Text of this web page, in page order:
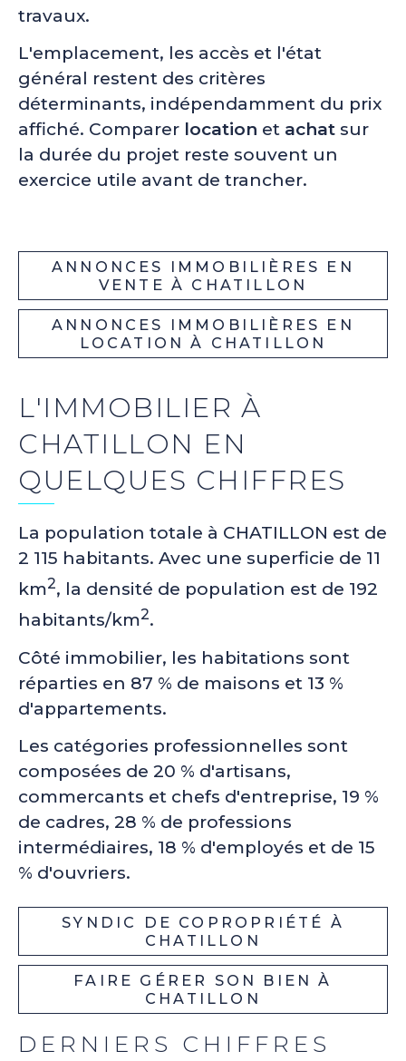
travaux.
L'emplacement, les accès et l'état
général restent des critères
déterminants, indépendamment du prix
affiché. Comparer location et achat sur
la durée du projet reste souvent un
exercice utile avant de trancher.
ANNONCES IMMOBILIÈRES EN
VENTE À CHATILLON
ANNONCES IMMOBILIÈRES EN
LOCATION À CHATILLON
L'IMMOBILIER À
CHATILLON EN
QUELQUES CHIFFRES
La population totale à CHATILLON est de
2 115 habitants. Avec une superficie de 11
km2, la densité de population est de 192
habitants/km2.
Côté immobilier, les habitations sont
réparties en 87 % de maisons et 13 %
d'appartements.
Les catégories professionnelles sont
composées de 20 % d'artisans,
commercants et chefs d'entreprise, 19 %
de cadres, 28 % de professions
intermédiaires, 18 % d'employés et de 15
% d'ouvriers.
SYNDIC DE COPROPRIÉTÉ À
CHATILLON
FAIRE GÉRER SON BIEN À
CHATILLON
DERNIERS CHIFFRES